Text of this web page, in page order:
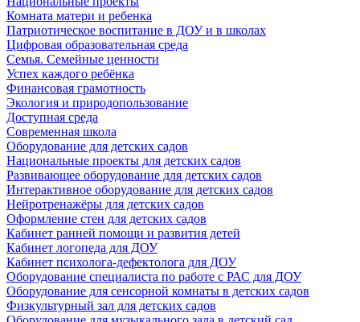
Комната матери и ребенка
Патриотическое воспитание в ДОУ и в школах
Цифровая образовательная среда
Семья. Семейные ценности
Успех каждого ребёнка
Финансовая грамотность
Экология и природопользование
Доступная среда
Современная школа
Оборудование для детских садов
Национальные проекты для детских садов
Развивающее оборудование для детских садов
Интерактивное оборудование для детских садов
Нейротренажёры для детских садов
Оформление стен для детских садов
Кабинет ранней помощи и развития детей
Кабинет логопеда для ДОУ
Кабинет психолога-дефектолога для ДОУ
Оборудование специалиста по работе с РАС для ДОУ
Оборудование для сенсорной комнаты в детских садов
Физкультурный зал для детских садов